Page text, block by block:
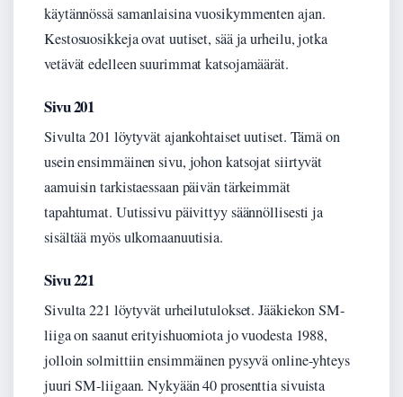
käytännössä samanlaisina vuosikymmenten ajan.
Kestosuosikkeja ovat uutiset, sää ja urheilu, jotka
vetävät edelleen suurimmat katsojamäärät.
Sivu 201
Sivulta 201 löytyvät ajankohtaiset uutiset. Tämä on
usein ensimmäinen sivu, johon katsojat siirtyvät
aamuisin tarkistaessaan päivän tärkeimmät
tapahtumat. Uutissivu päivittyy säännöllisesti ja
sisältää myös ulkomaanuutisia.
Sivu 221
Sivulta 221 löytyvät urheilutulokset. Jääkiekon SM-
liiga on saanut erityishuomiota jo vuodesta 1988,
jolloin solmittiin ensimmäinen pysyvä online-yhteys
juuri SM-liigaan. Nykyään 40 prosenttia sivuista